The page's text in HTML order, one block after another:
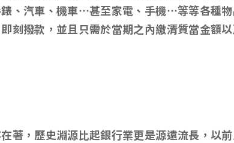
、汽車、機車…甚至家電、手機…等等各種
刻撥款，並且只需於當期之內繳清質當金額
著，歷史淵源比起銀行業更是源遠流長，以